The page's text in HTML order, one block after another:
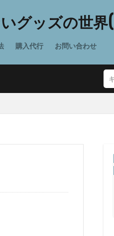
グッズの世界
購入代行 お問い合わせ